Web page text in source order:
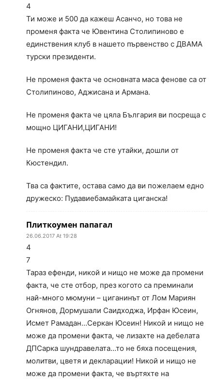
4
Ти може и 500 да кажеш Асанчо, но това не
променя факта че Ювентина Столипиново е
единствения клуб в нашето първенство с ДВАМА
турски президенти.
Не променя факта че основната маса фенове са от
Столипиново, Аджисана и Армана.
Не променя факта че цяла България ви посреща с
мощно ЦИГАНИ,ЦИГАНИ!
Не променя факта че сте утайки, дошли от
Кюстендил.
Тва са фактите, остава само да ви пожелаем едно
дружеско: Пудавиебамайката циганска!
Плиткоумен папагал
26.06.2017 At 19:28
4
7
Тараз ефенди, никой и нищо не може да промени
факта, че сте отбор, през когото са преминали
най-много мюмуни – циганинът от Лом Мариян
Огнянов, Дормушали Саидходжа, Ирфан Юсеин,
Исмет Рамадан…Серкан Юсеин! Никой и нищо не
може да промени факта, че лизахте на дебелата
ДПСарка шундравелата…то не бяха посещения,
молитви, цветя и декларации! Никой и нищо не
може да промени факта, че въртяхте на